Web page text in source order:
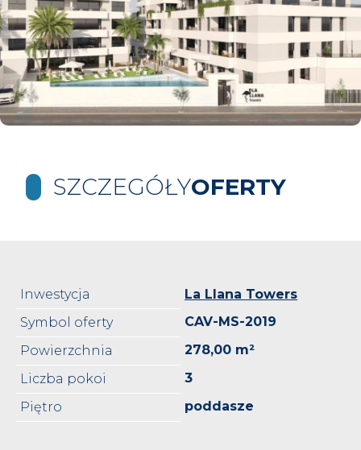
SZCZEGÓŁYOFERTY
Inwestycja
La Llana Towers
Symbol oferty
CAV-MS-2019
Powierzchnia
278,00 m²
Liczba pokoi
3
Piętro
poddasze